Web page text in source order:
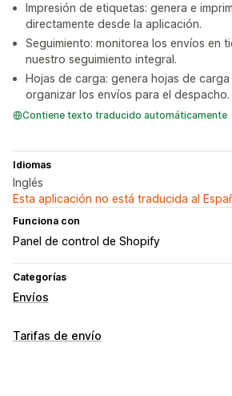
Impresión de etiquetas: genera e
directamente desde la aplicación.
Seguimiento: monitorea los envíos en
nuestro seguimiento integral.
Hojas de carga: genera hojas de
organizar los envíos para el despacho.
Contiene texto traducido automáticamente
Idiomas
Inglés
Esta aplicación no está traducida al
Funciona con
Panel de control de Shopify
Categorías
Envíos
Etiquetas y embalaje
Tarifas de envío